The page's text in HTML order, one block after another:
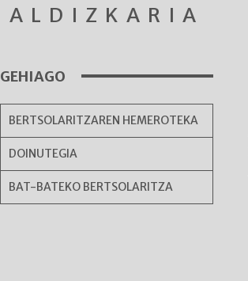
ALDIZKARIA
GEHIAGO
BERTSOLARITZAREN HEMEROTEKA
DOINUTEGIA
BAT-BATEKO BERTSOLARITZA